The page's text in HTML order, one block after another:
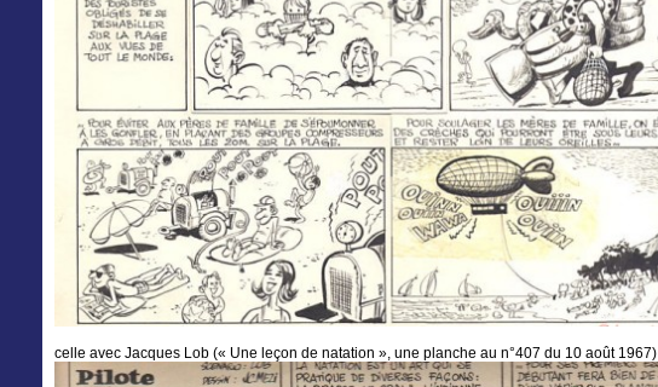
celle avec Jacques Lob (« Une leçon de natation », une planche au n°407 du 10 août 1967)